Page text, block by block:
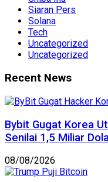
Siaran Pers
Solana
Tech
Uncategorized
Uncategorized
Recent News
Bybit Gugat Korea
Senilai 1,5 Miliar
08/08/2026